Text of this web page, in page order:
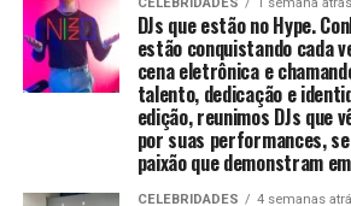
impacto e crescimento pessoal”,
Franco, autora do livro.
“E esse valor não vem apenas da
acumula, mas da forma como você
reinventa e se torna indispensável e
impacto que gera. Sua jornada não é
DJs que estão no Hype.
estão conquistando cada
cena eletrônica e
talento, dedicação e
edição, reunimos DJs que
por suas performances,
paixão que demonstram
CELEBRIDADES 4 semanas